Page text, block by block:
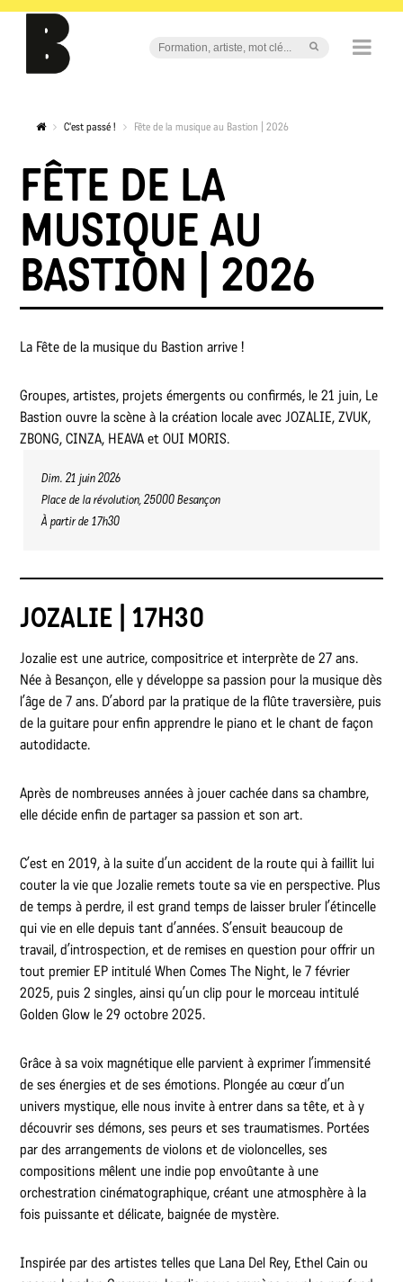
C'est passé ! Fête de la musique au Bastion | 2026
FÊTE DE LA
MUSIQUE AU
BASTION | 2026
La Fête de la musique du Bastion arrive !
Groupes, artistes, projets émergents ou confirmés, le 21 juin, Le
Bastion ouvre la scène à la création locale avec JOZALIE, ZVUK,
ZBONG, CINZA, HEAVA et OUI MORIS.
Dim. 21 juin 2026
Place de la révolution, 25000 Besançon
À partir de 17h30
JOZALIE | 17H30
Jozalie est une autrice, compositrice et interprète de 27 ans.
Née à Besançon, elle y développe sa passion pour la musique dès
l’âge de 7 ans. D’abord par la pratique de la flûte traversière, puis
de la guitare pour enfin apprendre le piano et le chant de façon
autodidacte.
Après de nombreuses années à jouer cachée dans sa chambre,
elle décide enfin de partager sa passion et son art.
C’est en 2019, à la suite d’un accident de la route qui à faillit lui
couter la vie que Jozalie remets toute sa vie en perspective. Plus
de temps à perdre, il est grand temps de laisser bruler l’étincelle
qui vie en elle depuis tant d’années. S’ensuit beaucoup de
travail, d’introspection, et de remises en question pour offrir un
tout premier EP intitulé When Comes The Night, le 7 février
2025, puis 2 singles, ainsi qu’un clip pour le morceau intitulé
Golden Glow le 29 octobre 2025.
Grâce à sa voix magnétique elle parvient à exprimer l’immensité
de ses énergies et de ses émotions. Plongée au cœur d’un
univers mystique, elle nous invite à entrer dans sa tête, et à y
découvrir ses démons, ses peurs et ses traumatismes. Portées
par des arrangements de violons et de violoncelles, ses
compositions mêlent une indie pop envoûtante à une
orchestration cinématographique, créant une atmosphère à la
fois puissante et délicate, baignée de mystère.
Inspirée par des artistes telles que Lana Del Rey, Ethel Cain ou